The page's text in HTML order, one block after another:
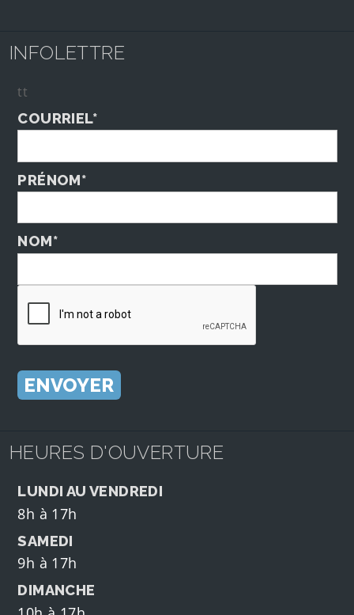
INFOLETTRE
tt
COURRIEL*
PRÉNOM*
NOM*
HEURES D'OUVERTURE
LUNDI AU VENDREDI
8h à 17h
SAMEDI
9h à 17h
DIMANCHE